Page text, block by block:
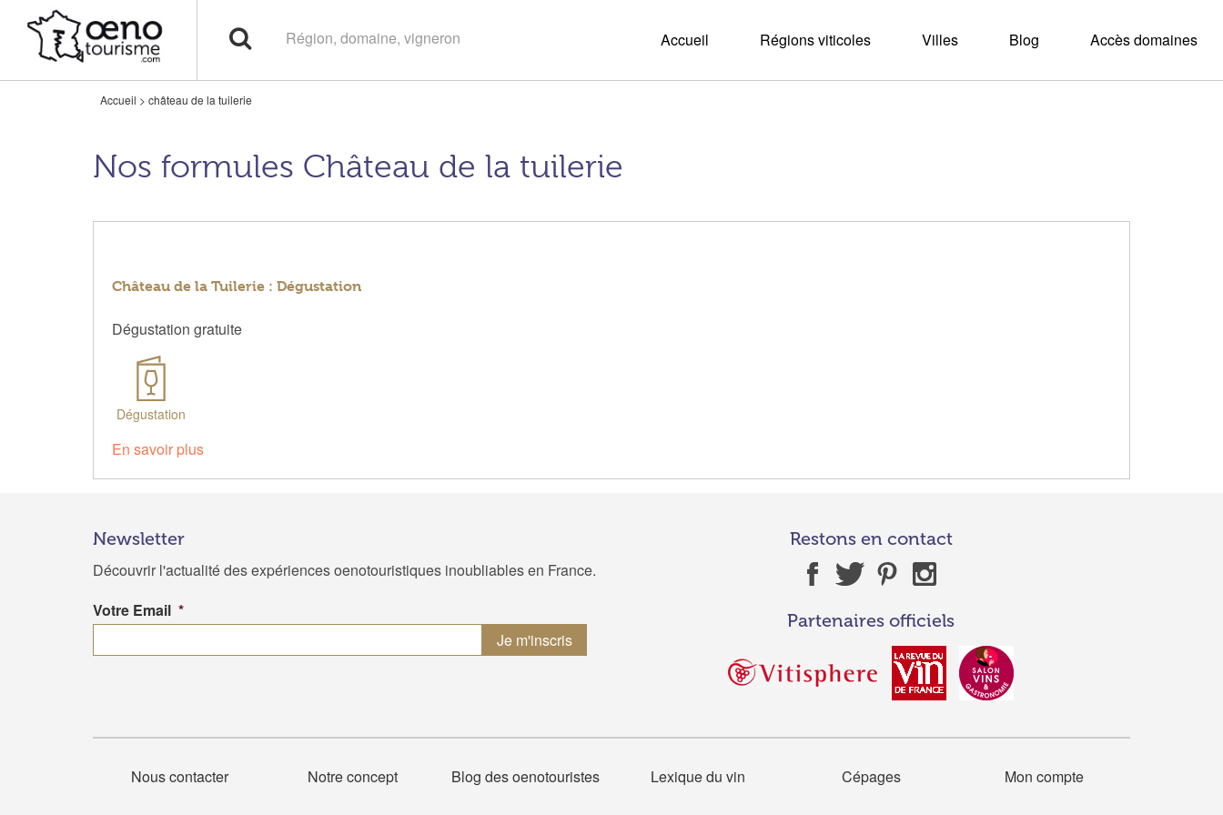
Accueil Régions viticoles Villes Blog Accès domaines
Accueil > château de la tuilerie
Nos formules Château de la tuilerie
Château de la Tuilerie : Dégustation
Dégustation gratuite
Dégustation
En savoir plus
Newsletter
Découvrir l'actualité des expériences oenotouristiques inoubliables en France.
Votre Email *
Restons en contact
Partenaires officiels
Nous contacter Notre concept Blog des oenotouristes Lexique du vin Cépages Mon compte